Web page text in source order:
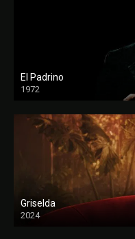
El Padrino
1972
FULL HD
Griselda
2024